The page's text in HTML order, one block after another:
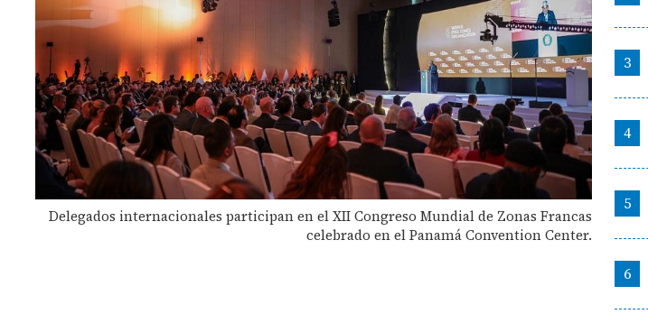
Delegados internacionales participan en el XII Congreso Mundial de Zonas Francas
celebrado en el Panamá Convention Center.
3
4
5
6